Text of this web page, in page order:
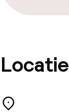
Locatie